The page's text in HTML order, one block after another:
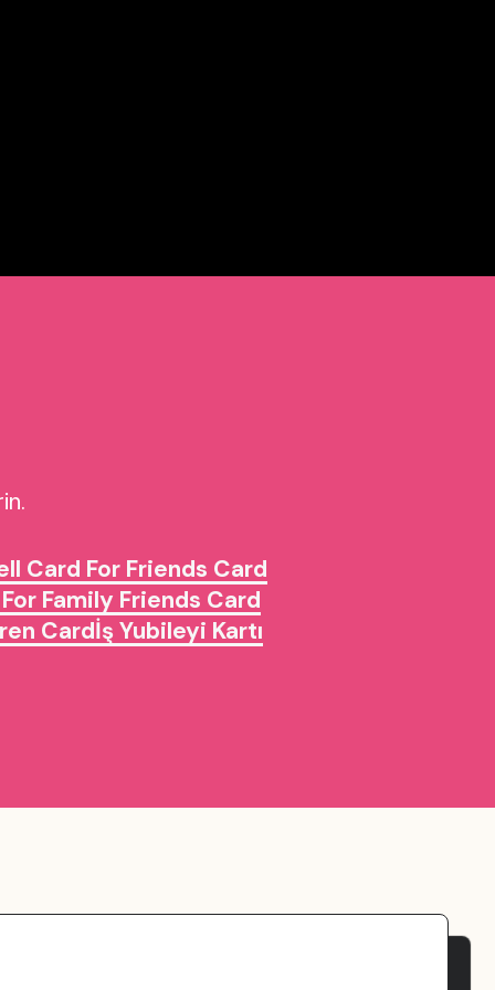
Card For Friends Card
Family Friends Card
Cardİş Yubileyi Kartı